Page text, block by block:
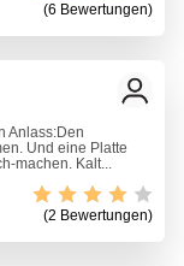
(6 Bewertungen)
Anlass:Den
Und eine Platte
machen. Kalt...
(2 Bewertungen)